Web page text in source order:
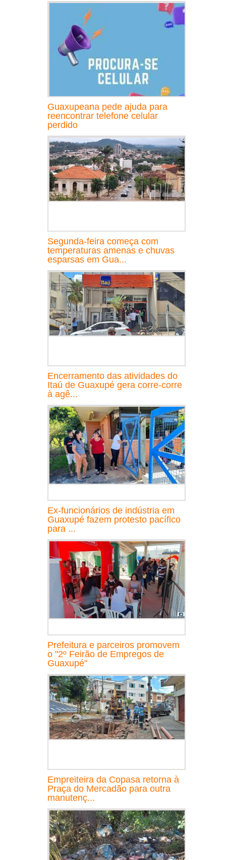
Guaxupeana pede ajuda para
reencontrar telefone celular
perdido
Segunda-feira começa com
temperaturas amenas e chuvas
esparsas em Gua...
Encerramento das atividades do
Itaú de Guaxupé gera corre-corre
à agê...
Ex-funcionários de indústria em
Guaxupé fazem protesto pacífico
para ...
Prefeitura e parceiros promovem
o "2º Feirão de Empregos de
Guaxupé"
Empreiteira da Copasa retorna à
Praça do Mercadão para outra
manutenç...